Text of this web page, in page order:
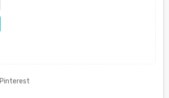
Pinterest